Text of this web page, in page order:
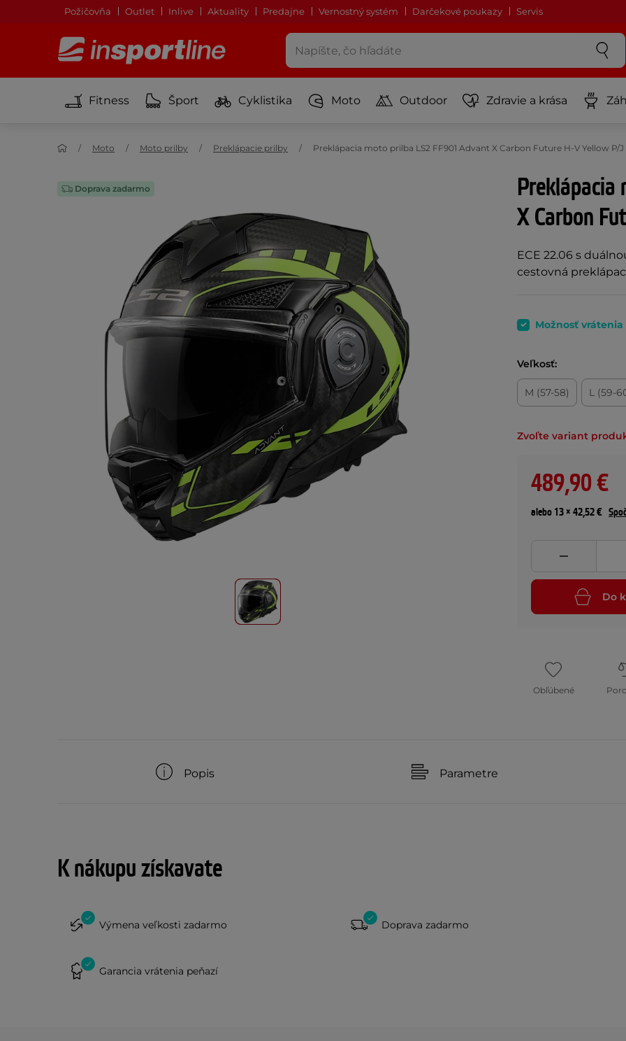
Požičovňa Outlet Inlive Aktuality Predajne Vernostný systém Darčekové poukazy Servis
Fitness Šport Cyklistika Moto Outdoor Zdravie a krása
Moto Moto prilby Preklápacie prilby Preklápacia moto prilba LS2 FF901 Advant X Carbon Future H-V Yellow P/
Preklápacia
X Carbon
ECE 22.06 s
cestovná
Doprava zadarmo
Možnosť
Veľkosť:
M (57-58) L (59-
Zvoľte variant
489,90 €
alebo 13 × 42,52 €
Do
Obľúbené
Popis Parametre
K nákupu získavate
Výmena veľkosti zadarmo Doprava zadarmo
Garancia vrátenia peňazí